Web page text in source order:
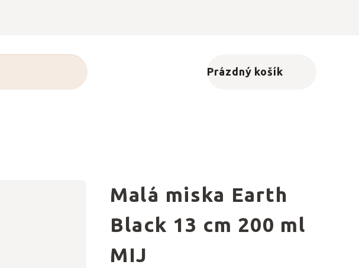
Nákupní košík
Prázdný košík
Malá miska Earth
Black 13 cm 200 ml
MIJ